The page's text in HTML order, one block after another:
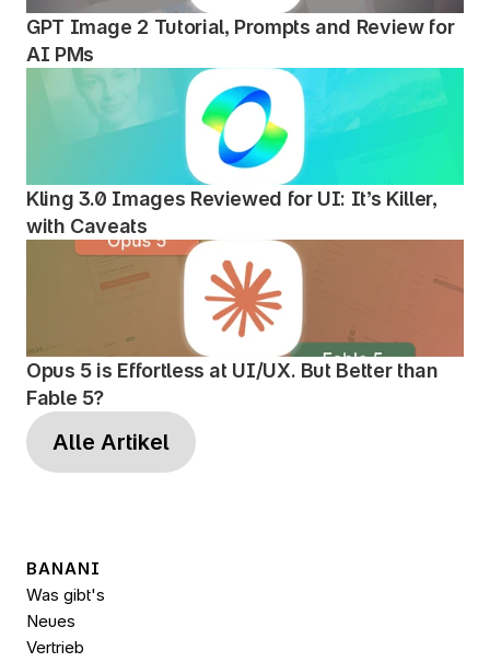
GPT Image 2 Tutorial, Prompts and Review for
AI PMs
Kling 3.0 Images Reviewed for UI: It’s Killer,
with Caveats
Opus 5 is Effortless at UI/UX. But Better than
Fable 5?
Alle Artikel
BANANI
Was gibt's
Neues
Vertrieb